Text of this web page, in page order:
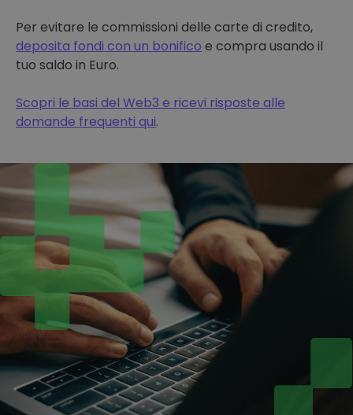
Per evitare le commissioni delle carte di credito,
deposita fondi con un bonifico e compra usando il
tuo saldo in Euro.
Scopri le basi del Web3 e ricevi risposte alle
domande frequenti qui.